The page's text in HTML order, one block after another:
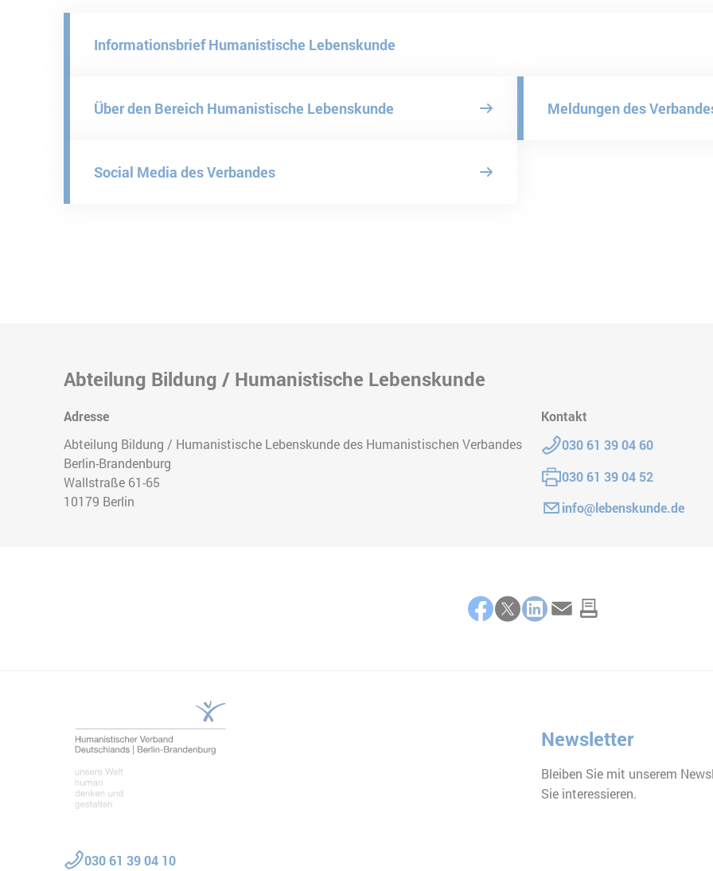
Informationsbrief Humanistische Lebenskunde
Über den Bereich Humanistische Lebenskunde Meldungen des
Social Media des Verbandes
Abteilung Bildung / Humanistische Lebenskunde
Adresse
Abteilung Bildung / Humanistische Lebenskunde des Humanistischen Verbandes
Berlin-Brandenburg
Wallstraße 61-65
10179 Berlin
Kontakt
Telefon:
030 61 39 04 60
Fax:030 61 39 04 52
E-Mail:info@lebenskunde.de
030 61 39 04 10
Newsletter
Bleiben Sie mit unserem
Sie interessieren.